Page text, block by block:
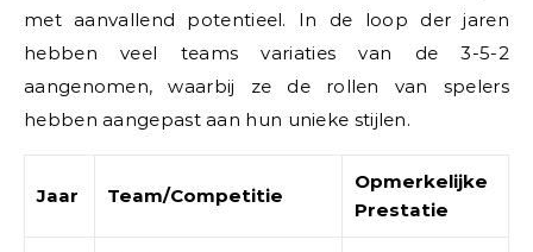
met aanvallend potentieel. In de loop der jaren
hebben veel teams variaties van de 3-5-2
aangenomen, waarbij ze de rollen van spelers
hebben aangepast aan hun unieke stijlen.
Jaar Team/Competitie
Opmerkelijke
Prestatie